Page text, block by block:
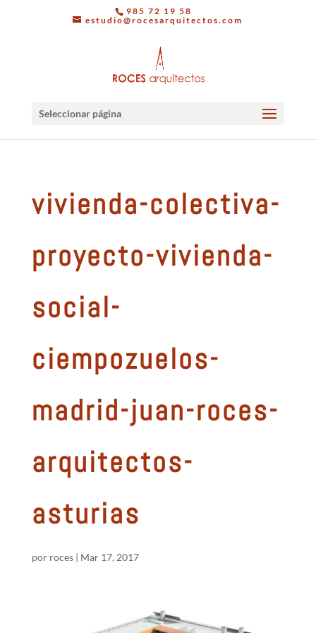
985 72 19 58
estudio@rocesarquitectos.com
Seleccionar página
vivienda-colectiva-
proyecto-vivienda-
social-
ciempozuelos-
madrid-juan-roces-
arquitectos-
asturias
por roces| Mar 17, 2017